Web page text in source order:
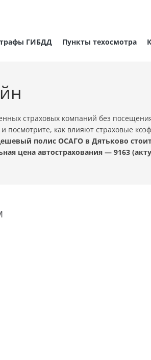
ГИБДД Пункты техосмотра
страховых компаний без
посмотрите, как влияют страховые
полис ОСАГО в Дятьково стоит
цена автострахования — 9163